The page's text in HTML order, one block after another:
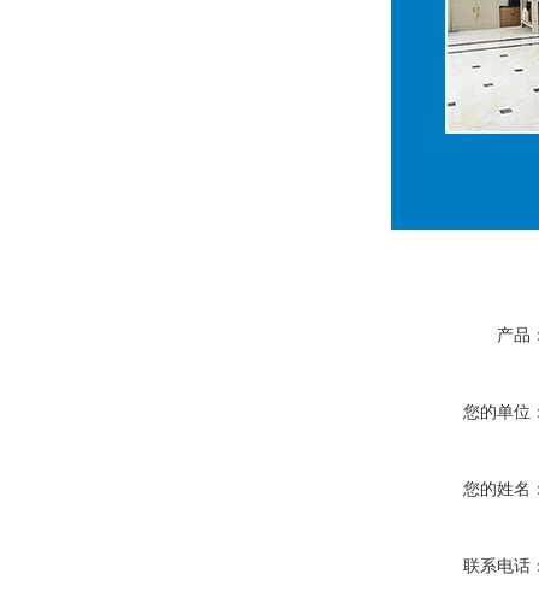
产品
您的单位
您的姓名
联系电话